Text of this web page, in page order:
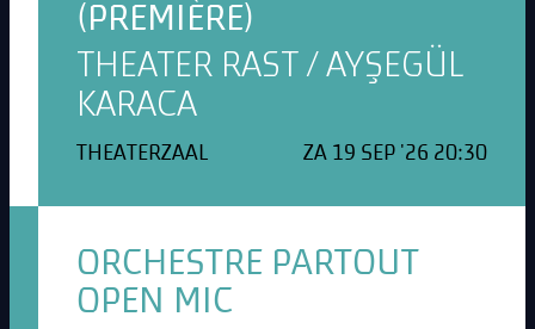
(PREMIÈRE)
THEATER RAST / AYŞEGÜL
KARACA
THEATERZAAL ZA 19 SEP '26 20:30
ORCHESTRE PARTOUT
OPEN MIC